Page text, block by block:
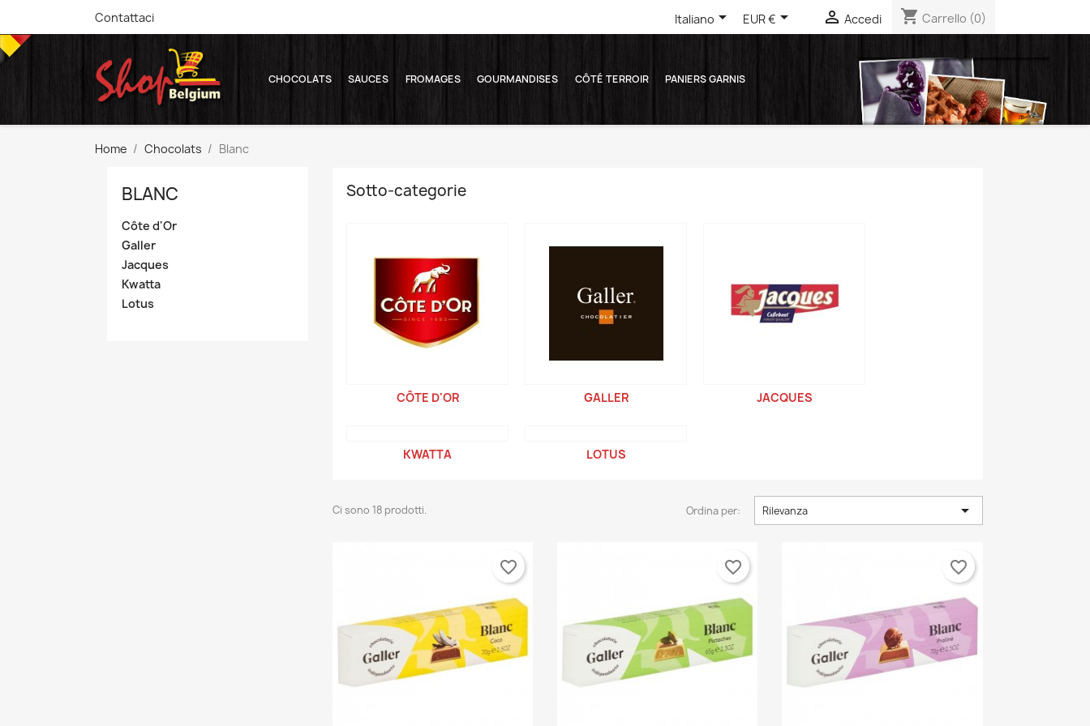
Contattaci Italiano EUR €  Accedi shopping_cart Carrello (0)
CHOCOLATS SAUCES FROMAGES GOURMANDISES CÔTÉ TERROIR PANIERS GARNIS
Home Chocolats Blanc
BLANC
Côte d'Or
Galler
Jacques
Kwatta
Lotus
Sotto-categorie
CÔTE D'OR GALLER JACQUES
KWATTA LOTUS
Ci sono 18 prodotti. Ordina per: Rilevanza 
favorite_border favorite_border favorite_border